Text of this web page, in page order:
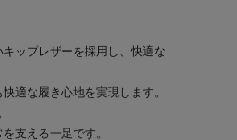
ップレザーを採用し、快適な
適な履き心地を実現します。
支える一足です。